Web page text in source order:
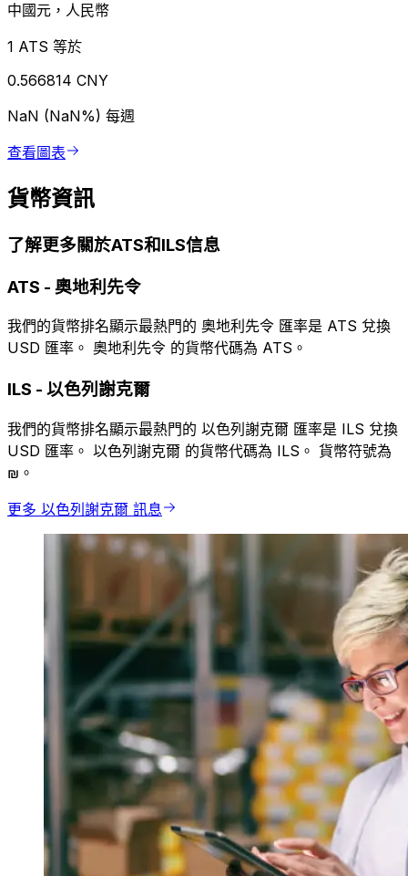
中國元，人民幣
1 ATS 等於
0.566814 CNY
NaN (NaN%) 每週
查看圖表
貨幣資訊
了解更多關於ATS和ILS信息
ATS - 奧地利先令
我們的貨幣排名顯示最熱門的 奧地利先令 匯率是 ATS 兌換
USD 匯率。 奧地利先令 的貨幣代碼為 ATS。
ILS - 以色列謝克爾
我們的貨幣排名顯示最熱門的 以色列謝克爾 匯率是 ILS 兌換
USD 匯率。 以色列謝克爾 的貨幣代碼為 ILS。 貨幣符號為
₪。
更多 以色列謝克爾 訊息